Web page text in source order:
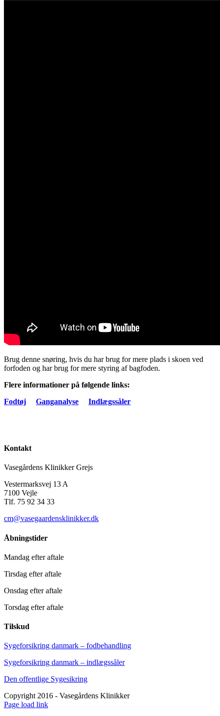
Brug denne snøring, hvis du har brug for mere plads i skoen ved
forfoden og har brug for mere styring af bagfoden.
Flere informationer på følgende links:
Fodtøj
Ganganalyse Indlægssåler
Kontakt
Vasegårdens Klinikker Grejs
Vestermarksvej 13 A
7100 Vejle
Tlf. 75 92 34 33
cm@vasegaardensklinikker.dk
Åbningstider
Mandag efter aftale
Tirsdag efter aftale
Onsdag efter aftale
Torsdag efter aftale
Tilskud
Sygeforsikring danmark – fodbehandling
Sygeforsikring danmark – indlægssåler
Den offentlige Sygesikring
Copyright 2016 - Vasegårdens Klinikker
Facebook
YouTube
Instagram
E-
Phone
Page load link